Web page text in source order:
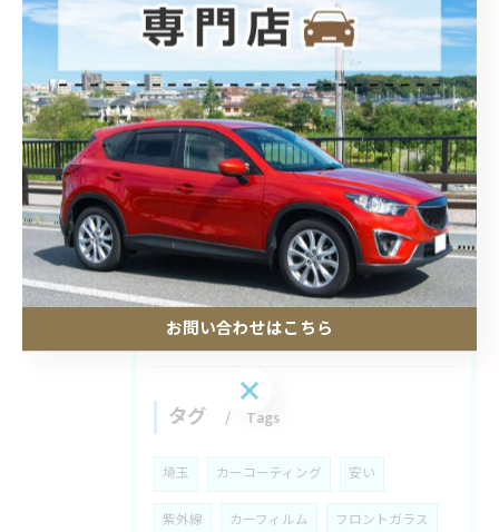
2026/08/05
カーフィルムで照り返し防止を埼玉県で叶える施工料金と適法性の徹底解説
2026/08/04
カーフィルムの寿命と耐久年数を埼玉県で後悔しない選び方徹底ガイド
2026/08/03
タグ Tags
埼玉 カーコーティング 安い
紫外線 カーフィルム フロントガラス
お問い合わせはこちら
お問い合わせはこちら